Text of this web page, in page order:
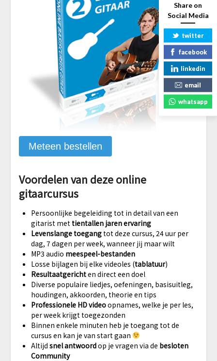
Meteen bestellen
Voordelen van deze online
gitaarcursus
Persoonlijke begeleiding tot in detail van een
gitarist met tientallen jaren ervaring
Levenslange toegangtot deze cursus, 24 uur per
dag, 7 dagen per week, wanneer jij maar wilt
MP3 audio meespeel-bestanden
Losse bijlagen bij elke videoles (tablatuur)
Resultaatgerichten direct een doel
Diverse populaire liedjes, oefeningen, basisuitleg,
houdingen, akkoorden, theorie en tips
Professionele HD videoopnames, welke je per les,
per week krijgt toegezonden
Binnen enkele minuten heb je toegang tot de
cursus en kan je van start gaan
Altijd snel antwoordop je vragen via de besloten
Community
Share on
Social Media
twitter
facebook
linkedin
email
whatsapp